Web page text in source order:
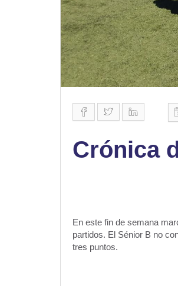
Crónica
En este fin de semana
partidos. El Sénior B no
tres puntos.